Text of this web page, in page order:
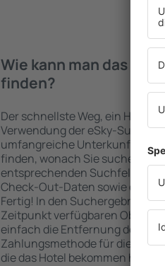
Wie kann man das
finden?
Der schnellste Weg, ein Hotel in
Verwendung der eSky-
umfangreiche Unterkunftsbasis
finden, wonach Sie suchen.
entsprechenden Suchfelder
Check-Out-Daten sowie die
Fertig! In den
Zeitpunkt verfügbaren Objekte
einfach die Entfernung des
Zahlungsmethode für die
die das Hotel bekommen hat,